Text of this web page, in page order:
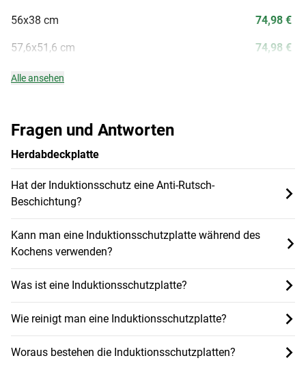
Fragen und Antworten
Herdabdeckplatte
Hat der Induktionsschutz eine Anti-Rutsch-
Beschichtung?
Kann man eine Induktionsschutzplatte während des
Kochens verwenden?
Was ist eine Induktionsschutzplatte?
Wie reinigt man eine Induktionsschutzplatte?
Woraus bestehen die Induktionsschutzplatten?
56x38 cm
57,6x51,6 cm
74,98 €
74,98 €
Alle ansehen